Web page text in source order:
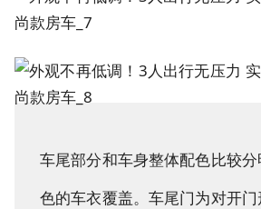
车尾部分和车身整体配色比较
色的车衣覆盖。车尾门为对开